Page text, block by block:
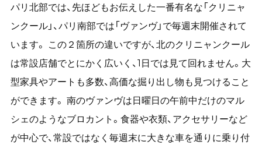
パリ北部では、先ほどもお伝えした一番有名な「クリニャ
ンクール」、パリ南部では「ヴァンヴ」で毎週末開催されて
います。 この２箇所の違いですが、北のクリニャンクール
は常設店舗でとにかく広いく、1日では見て回れません。大
型家具やアートも多数、高価な掘り出し物も見つけること
ができます。 南のヴァンヴは日曜日の午前中だけのマル
シェのようなブロカント。食器や衣類、アクセサリーなど
が中心で、常設ではなく毎週末に大きな車を通りに乗り付